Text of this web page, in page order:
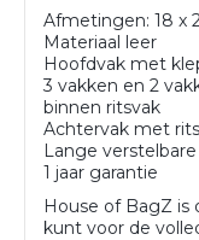
Afmetingen: 18 x
Materiaal leer
Hoofdvak met
3 vakken en 2
binnen ritsvak
Achtervak met
Lange
1 jaar garantie
House of BagZ is
kunt voor de